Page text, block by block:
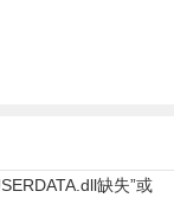
缺失”或